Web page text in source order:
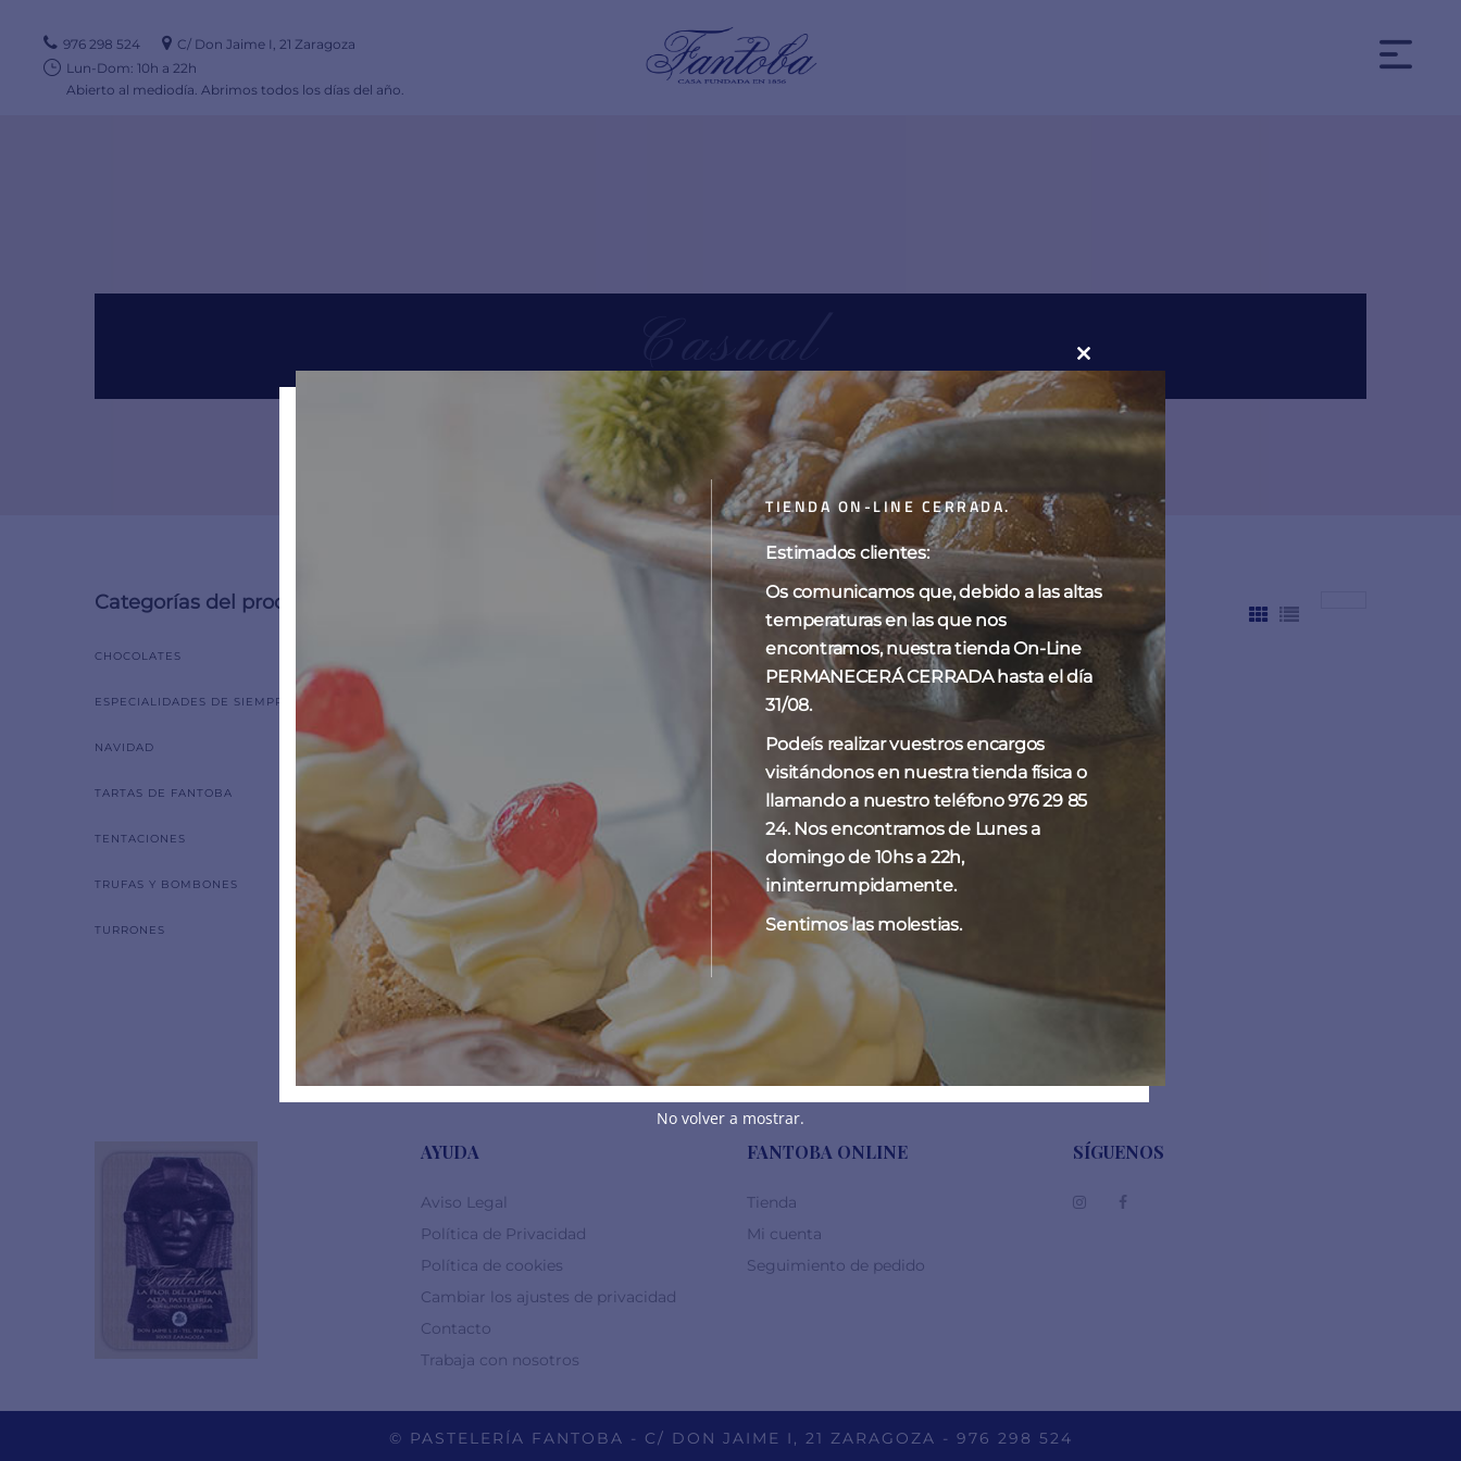
976 298 524
C/ Don Jaime I, 21 Zaragoza
Lun-Dom: 10h a 22h
Abierto al mediodía. Abrimos todos los días del año.
Home Tienda Casual
10 15 20
Turrón tradicional duro
Categorías del producto
CHOCOLATES
ESPECIALIDADES DE SIEMPRE
NAVIDAD
TARTAS DE FANTOBA
TENTACIONES
TRUFAS Y BOMBONES
TURRONES
AYUDA
Aviso Legal
Política de Privacidad
Política de cookies
Cambiar los ajustes de privacidad
Contacto
Trabaja con nosotros
FANTOBA ONLINE
Tienda
Mi cuenta
Seguimiento de pedido
SÍGUENOS
© PASTELERÍA FANTOBA - C/ DON JAIME I, 21 ZARAGOZA - 976 298 524
CLOSE
THIS
MODULE
TIENDA ON-LINE CERRADA.
Estimados clientes:
Os comunicamos que, debido a las altas
temperaturas en las que nos
encontramos, nuestra tienda On-Line
PERMANECERÁ CERRADA hasta el día
31/08.
Podeís realizar vuestros encargos
visitándonos en nuestra tienda física o
llamando a nuestro teléfono 976 29 85
24. Nos encontramos de Lunes a
domingo de 10hs a 22h,
ininterrumpidamente.
Sentimos las molestias.
No volver a mostrar.